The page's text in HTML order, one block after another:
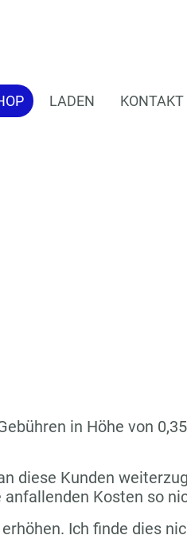
LADEN KONTAKT
in Höhe von
diese Kunden
Kosten so
Ich finde dies